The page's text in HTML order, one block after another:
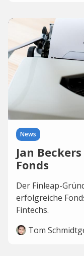
News
Jan
Fonds
Der Finleap-
erfolgreiche
Fintechs.
Tom